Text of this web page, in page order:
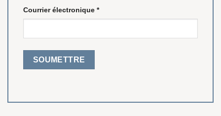
Courrier électronique *